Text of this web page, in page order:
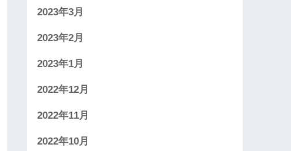
2023年3月
2023年2月
2023年1月
2022年12月
2022年11月
2022年10月